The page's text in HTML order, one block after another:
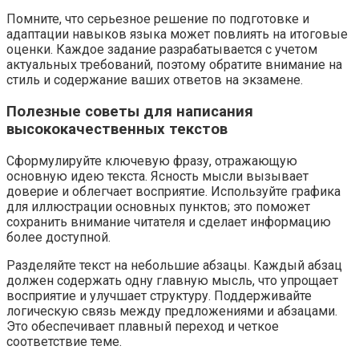
Помните, что серьезное решение по подготовке и
адаптации навыков языка может повлиять на итоговые
оценки. Каждое задание разрабатывается с учетом
актуальных требований, поэтому обратите внимание на
стиль и содержание ваших ответов на экзамене.
Полезные советы для написания
высококачественных текстов
Сформулируйте ключевую фразу, отражающую
основную идею текста. Ясность мысли вызывает
доверие и облегчает восприятие. Используйте графика
для иллюстрации основных пунктов; это поможет
сохранить внимание читателя и сделает информацию
более доступной.
Разделяйте текст на небольшие абзацы. Каждый абзац
должен содержать одну главную мысль, что упрощает
восприятие и улучшает структуру. Поддерживайте
логическую связь между предложениями и абзацами.
Это обеспечивает плавный переход и четкое
соответствие теме.